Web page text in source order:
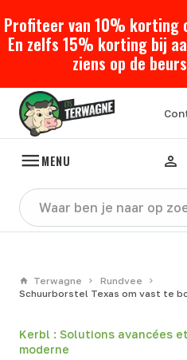
Profiteer van 10% korting
En zelfs 15% korting bij
ziens op de
MENU
Terwagne
Rundvee
Schuurborstel Texas om vast te
Kerbl : Solutions avancées
moderne